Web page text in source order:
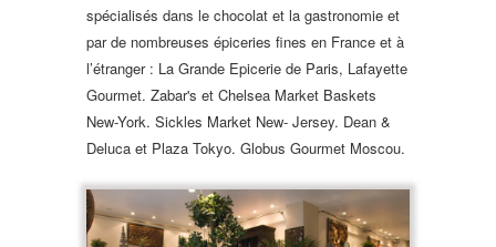
spécialisés dans le chocolat et la gastronomie et
par de nombreuses épiceries fines en France et à
l’étranger : La Grande Epicerie de Paris, Lafayette
Gourmet. Zabar's et Chelsea Market Baskets
New-York. Sickles Market New- Jersey. Dean &
Deluca et Plaza Tokyo. Globus Gourmet Moscou.